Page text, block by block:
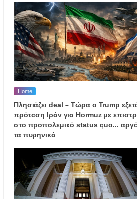
Home
Πλησιάζει deal – Τώρα ο Trump
πρόταση Ιράν για Hormuz με
στο προπολεμικό status quo...
τα πυρηνικά